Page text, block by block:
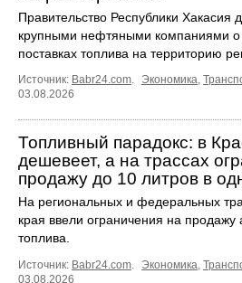
Правительство Республики Хакасия
крупными нефтяными компаниями о
поставках топлива на территорию
Источник: Babr24.com. Экономика,
03.08.2026
Топливный парадокс: в
дешевеет, а на трассах
продажу до 10 литров в
На региональных и федеральных
края ввели ограничения на продажу
топлива.
Источник: Babr24.com Экономика
03.08.2026